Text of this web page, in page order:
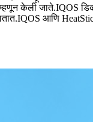
केली जाते.IQOS
आणि